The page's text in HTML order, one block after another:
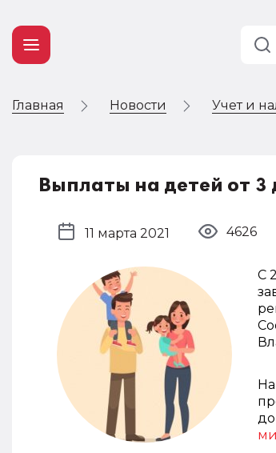
Главная Новости Учет и
Выплаты на детей от
11 марта 2021 4626
С
до
Учет и